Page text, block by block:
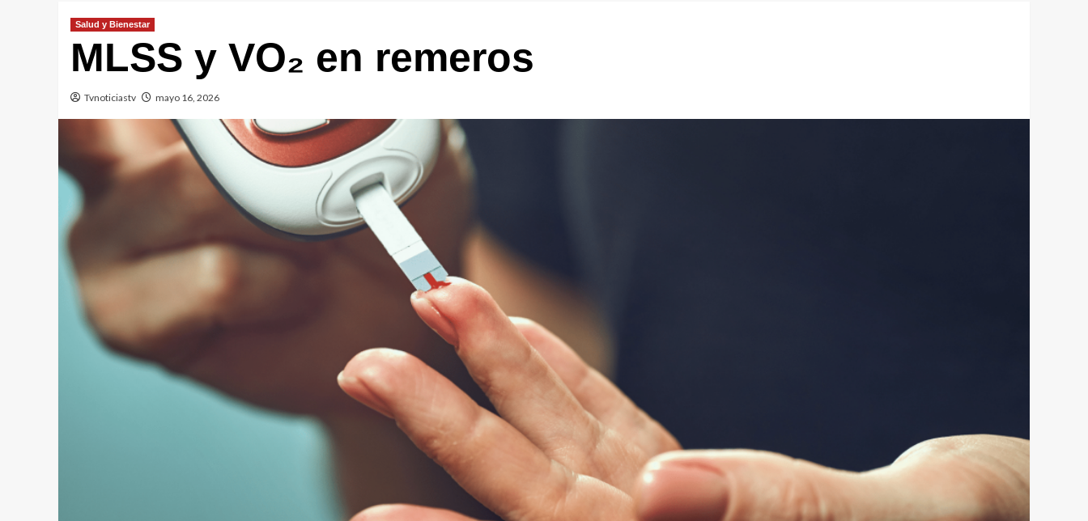
Salud y Bienestar
MLSS y VO₂ en remeros
Tvnoticiastv mayo 16, 2026